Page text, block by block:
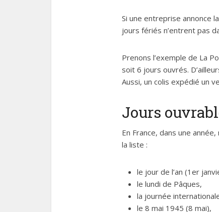
Si une entreprise annonce
jours fériés n’entrent pas
Prenons l’exemple de La
soit 6 jours ouvrés.
Aussi, un colis expédié un
Jours
En France, dans une
la liste :
le jour de l’an (1er
le lundi de Pâques,
la journée
le 8 mai 1945 (8 mai),